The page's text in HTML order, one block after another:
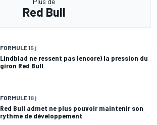
Red Bull
FORMULE 15 j
Lindblad ne ressent pas (encore) la pression du
giron Red Bull
FORMULE 18 j
Red Bull admet ne plus pouvoir maintenir son
rythme de développement